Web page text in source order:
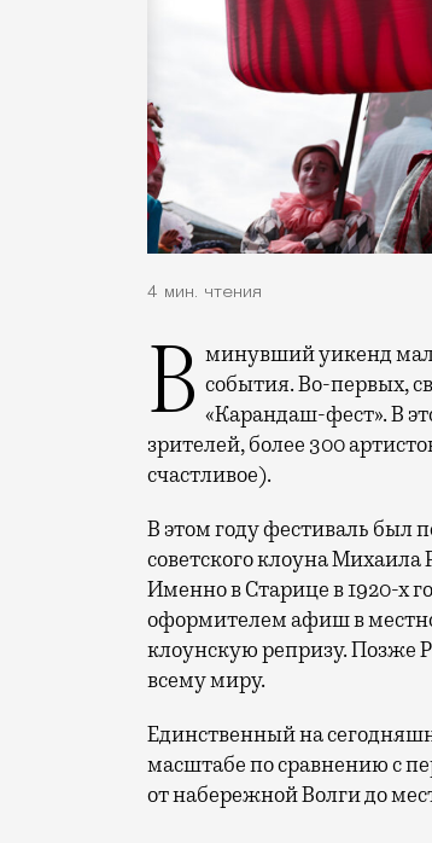
4 мин. чтения
В минувший уикенд маленькая Старица в Тверской области отметила сразу два события. Во-первых,
«Карандаш-фест». В
зрителей, более 300
счастливое).
В этом году фестиваль был
советского клоуна
Именно в Старице в 1920-х
оформителем афиш в
клоунскую репризу. Позже
всему миру.
Единственный на
масштабе по сравнению с
от набережной Волги до